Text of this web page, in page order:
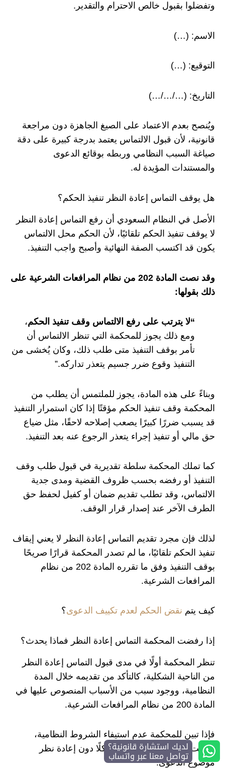
وتفضلوا بقبول خالص الاحترام والتقدير.
الاسم: (…)
التوقيع: (…)
التاريخ: (…/…/…)
ويُنصح بعدم الاعتماد على الصيغ الجاهزة دون مراجعة
قانونية، لأن قبول الالتماس يعتمد بدرجة كبيرة على دقة
صياغة السبب النظامي وربطه بوقائع الدعوى
والمستندات المؤيدة له.
هل يوقف التماس إعادة النظر تنفيذ الحكم؟
الأصل في النظام السعودي أن رفع التماس إعادة النظر
لا يوقف تنفيذ الحكم تلقائيًا، لأن الحكم محل الالتماس
يكون قد اكتسب الصفة النهائية وأصبح واجب التنفيذ.
وقد نصت المادة 202 من نظام المرافعات الشرعية على
ذلك بقولها:
“لا يترتب على رفع الالتماس وقف تنفيذ الحكم،
ومع ذلك يجوز للمحكمة التي تنظر الالتماس أن
تأمر بوقف التنفيذ متى طلب ذلك، وكان يُخشى من
التنفيذ وقوع ضرر جسيم يتعذر تداركه.”
وبناءً على هذه المادة، يجوز للملتمس أن يطلب من
المحكمة وقف تنفيذ الحكم مؤقتًا إذا كان استمرار التنفيذ
قد يسبب ضررًا كبيرًا يصعب إصلاحه لاحقًا، مثل ضياع
حق مالي أو تنفيذ إجراء يتعذر الرجوع عنه بعد التنفيذ.
كما تملك المحكمة سلطة تقديرية في قبول طلب وقف
التنفيذ أو رفضه بحسب ظروف القضية ومدى جدية
الالتماس، وقد تطلب تقديم ضمان أو كفيل لحفظ حق
الطرف الآخر عند إصدار قرار الوقف.
لذلك فإن مجرد تقديم التماس إعادة النظر لا يعني إيقاف
تنفيذ الحكم تلقائيًا، ما لم تصدر المحكمة قرارًا صريحًا
بوقف التنفيذ وفق ما تقرره المادة 202 من نظام
المرافعات الشرعية.
كيف يتم نقض الحكم لعدم تكييف الدعوى؟
إذا رفضت المحكمة التماس إعادة النظر فماذا يحدث؟
تنظر المحكمة أولًا في مدى قبول التماس إعادة النظر
من الناحية الشكلية، كالتأكد من تقديمه خلال المدة
النظامية، ووجود سبب من الأسباب المنصوص عليها في
المادة 200 من نظام المرافعات الشرعية.
فإذا تبين للمحكمة عدم استيفاء الشروط النظامية،
حكمت بعدم قبول الالتماس شكلًا دون إعادة نظر
موضوع الدعوى.
لديك استشارة قانونية؟
تواصل معنا عبر واتساب